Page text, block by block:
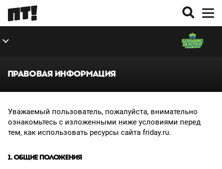
УЧАСТНИКИ
ПРАВОВАЯ ИНФОРМАЦИЯ
Уважаемый пользователь, пожалуйста, внимательно
ознакомьтесь с изложенными ниже условиями перед
тем, как использовать ресурсы сайта friday.ru.
1. ОБЩИЕ ПОЛОЖЕНИЯ